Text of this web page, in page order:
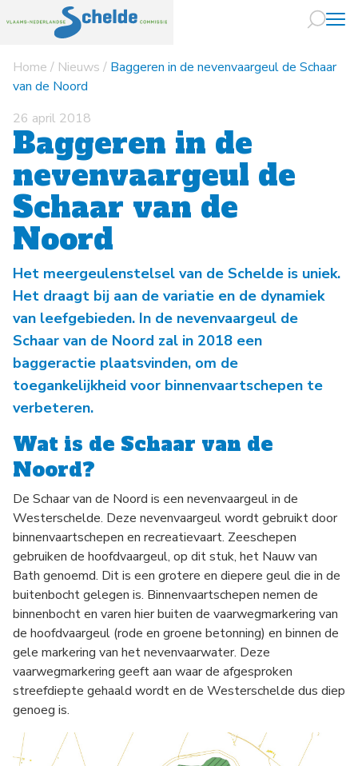
Naar
Home / Nieuws / Baggeren in de nevenvaargeul de Schaar
van de Noord
26 april 2018
Baggeren in de
nevenvaargeul de
Schaar van de
Noord
Het meergeulenstelsel van de Schelde is uniek.
Het draagt bij aan de variatie en de dynamiek
van leefgebieden. In de nevenvaargeul de
Schaar van de Noord zal in 2018 een
baggeractie plaatsvinden, om de
toegankelijkheid voor binnenvaartschepen te
verbeteren.
Wat is de Schaar van de
Noord?
De Schaar van de Noord is een nevenvaargeul in de
Westerschelde. Deze nevenvaargeul wordt gebruikt door
binnenvaartschepen en recreatievaart. Zeeschepen
gebruiken de hoofdvaargeul, op dit stuk, het Nauw van
Bath genoemd. Dit is een grotere en diepere geul die in de
buitenbocht gelegen is. Binnenvaartschepen nemen de
binnenbocht en varen hier buiten de vaarwegmarkering van
de hoofdvaargeul (rode en groene betonning) en binnen de
gele markering van het nevenvaarwater. Deze
vaarwegmarkering geeft aan waar de afgesproken
streefdiepte gehaald wordt en de Westerschelde dus diep
genoeg is.